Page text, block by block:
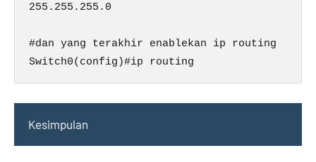
255.255.255.0
#dan yang terakhir enablekan ip routing
Switch0(config)#ip routing
Kesimpulan